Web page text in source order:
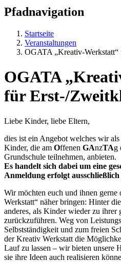
Pfadnavigation
Startseite
Veranstaltungen
OGATA „Kreativ-
OGATA
für Erst-/
Liebe Kinder, liebe Eltern,
dies ist ein Angebot welches wir
Kinder, die am Offenen GAnzTAg
Grundschule teilnehmen, anbieten.
Es handelt sich dabei um eine
Anmeldung erfolgt
Wir möchten euch und ihnen
Werkstatt“ näher bringen: Hinter
anderes, als Kinder wieder zu ihrer
zurückzuführen. Weg von
Selbstständigkeit und zum freien
der Kreativ Werkstatt die
Lauf zu lassen – wir bieten unsere
sie ihre Ideen auch realisieren